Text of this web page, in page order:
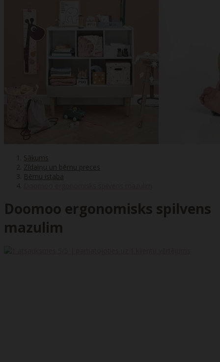
Sākums
Zīdaiņu un bērnu preces
Bērnu istaba
Doomoo ergonomisks spilvens
mazulim